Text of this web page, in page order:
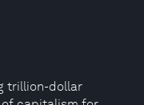
trillion-dollar